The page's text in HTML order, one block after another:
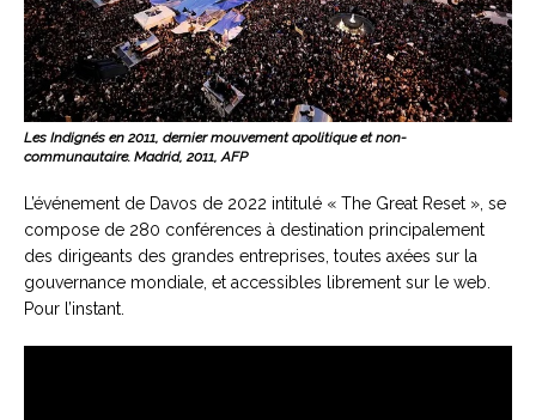
Les Indignés en 2011, dernier mouvement apolitique et non-
communautaire. Madrid, 2011, AFP
L’événement de Davos de 2022 intitulé « The Great Reset », se
compose de 280 conférences à destination principalement
des dirigeants des grandes entreprises, toutes axées sur la
gouvernance mondiale, et accessibles librement sur le web.
Pour l’instant.